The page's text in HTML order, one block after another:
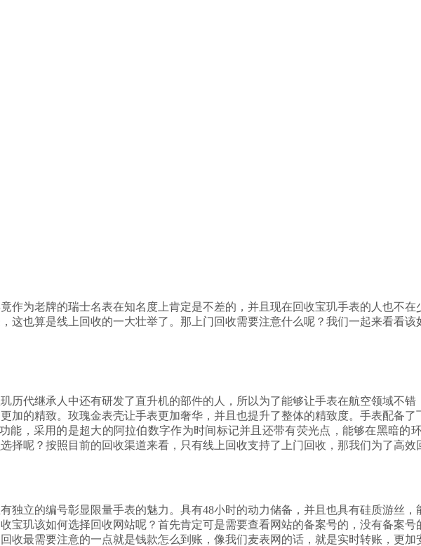
作为老牌的瑞士名表在知名度上肯定是不差的，并且现在回收宝玑手表的人也不
这也算是线上回收的一大壮举了。那上门回收需要注意什么呢？我们一起来看看
历代继承人中还有研发了直升机的部件的人，所以为了能够让手表在航空领域不
加的精致。玫瑰金表壳让手表更加奢华，并且也提升了整体的精致度。手表配备
能，采用的是超大的阿拉伯数字作为时间标记并且还带有荧光点，能够在黑暗的
择呢？按照目前的回收渠道来看，只有线上回收支持了上门回收，那我们为了高效
独立的编号彰显限量手表的魅力。具有48小时的动力储备，并且也具有硅质游丝
宝玑该如何选择回收网站呢？首先肯定可是需要查看网站的备案号的，没有备案
收最需要注意的一点就是钱款怎么到账，像我们麦表网的话，就是实时转账，更加